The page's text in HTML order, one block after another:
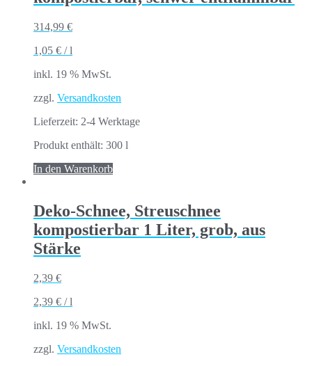
314,99 €
1,05 € /l
inkl. 19 % MwSt.
zzgl. Versandkosten
Lieferzeit: 2-4 Werktage
Produkt enthält: 300 l
In den Warenkorb
Deko-Schnee, Streuschnee
kompostierbar 1 Liter, grob, aus
Stärke
2,39 €
2,39 € /l
inkl. 19 % MwSt.
zzgl. Versandkosten